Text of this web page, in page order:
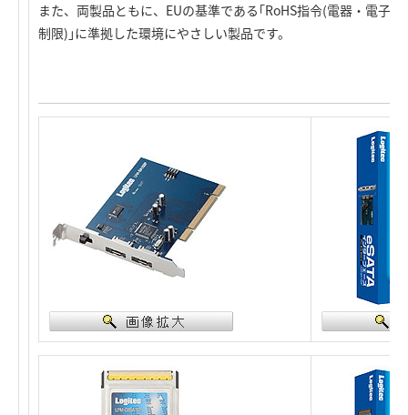
また、両製品ともに、EUの基準である｢RoHS指令(電器・電子
制限)｣に準拠した環境にやさしい製品です。